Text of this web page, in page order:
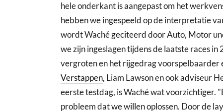
hele onderkant is aangepast om het
hebben we ingespeeld op de interpretatie
wordt Waché geciteerd door Auto, Motor
we zijn ingeslagen tijdens de laatste races
vergroten en het rijgedrag voorspelbaarder
Verstappen, Liam Lawson en ook adviseur
eerste testdag, is Waché wat voorzichtiger.
probleem dat we willen oplossen. Door de